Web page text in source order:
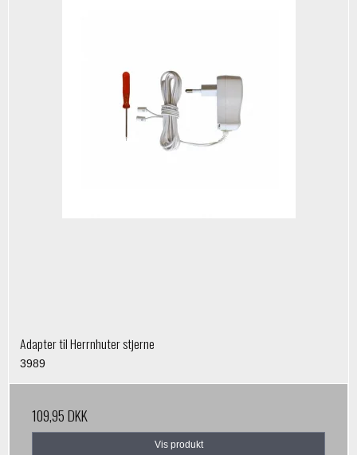
Adapter til Herrnhuter stjerne
3989
109,95 DKK
Vis produkt